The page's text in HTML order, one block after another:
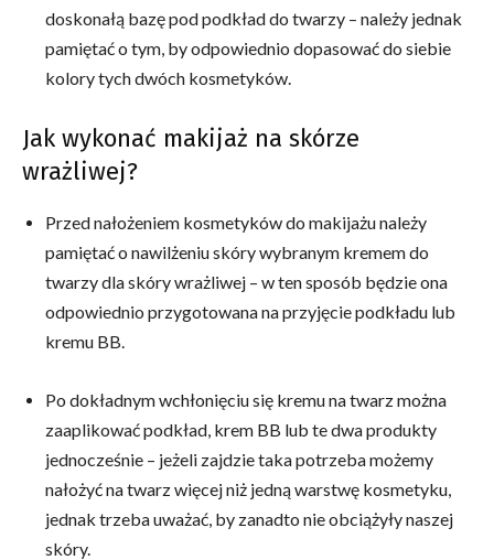
doskonałą bazę pod podkład do twarzy – należy jednak
pamiętać o tym, by odpowiednio dopasować do siebie
kolory tych dwóch kosmetyków.
Jak wykonać makijaż na skórze
wrażliwej?
Przed nałożeniem kosmetyków do makijażu należy
pamiętać o nawilżeniu skóry wybranym kremem do
twarzy dla skóry wrażliwej – w ten sposób będzie ona
odpowiednio przygotowana na przyjęcie podkładu lub
kremu BB.
Po dokładnym wchłonięciu się kremu na twarz można
zaaplikować podkład, krem BB lub te dwa produkty
jednocześnie – jeżeli zajdzie taka potrzeba możemy
nałożyć na twarz więcej niż jedną warstwę kosmetyku,
jednak trzeba uważać, by zanadto nie obciążyły naszej
skóry.